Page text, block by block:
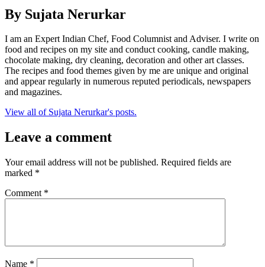
By Sujata Nerurkar
I am an Expert Indian Chef, Food Columnist and Adviser. I write on
food and recipes on my site and conduct cooking, candle making,
chocolate making, dry cleaning, decoration and other art classes.
The recipes and food themes given by me are unique and original
and appear regularly in numerous reputed periodicals, newspapers
and magazines.
View all of Sujata Nerurkar's posts.
Leave a comment
Your email address will not be published. Required fields are
marked *
Comment *
Name *